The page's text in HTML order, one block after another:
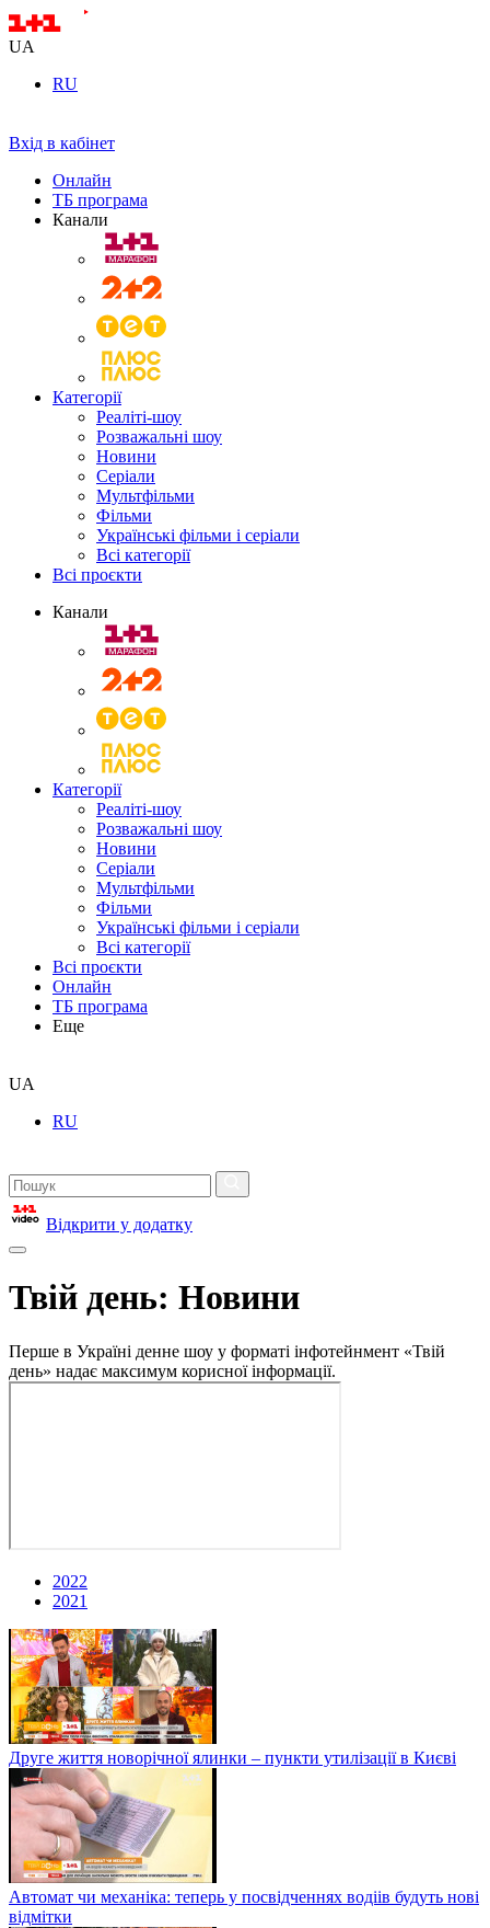
UA
RU
Вхід в кабінет
Онлайн
ТБ програма
Канали
Категорії
Реаліті-шоу
Розважальні шоу
Новини
Серіали
Мультфільми
Фільми
Українські фільми і серіали
Всі категорії
Всі проєкти
Канали
Категорії
Реаліті-шоу
Розважальні шоу
Новини
Серіали
Мультфільми
Фільми
Українські фільми і серіали
Всі категорії
Всі проєкти
Онлайн
ТБ програма
Еще
UA
RU
Відкрити у додатку
Твій день: Новини
Перше в Україні денне шоу у форматі інфотейнмент «Твій
день» надає максимум корисної інформації.
2022
2021
Друге життя новорічної ялинки – пункти утилізації в Києві
Автомат чи механіка: теперь у посвідченнях водіів будуть нові
відмітки